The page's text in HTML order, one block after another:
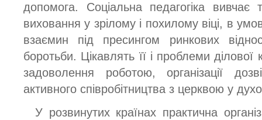
допомога. Соціальна педагогіка вивчає
виховання у зрілому і похилому віці, в
взаємин під пресингом ринкових
боротьби. Цікавлять її і проблеми
задоволення роботою, організації
активного співробітництва з церквою у
У розвинутих країнах практична